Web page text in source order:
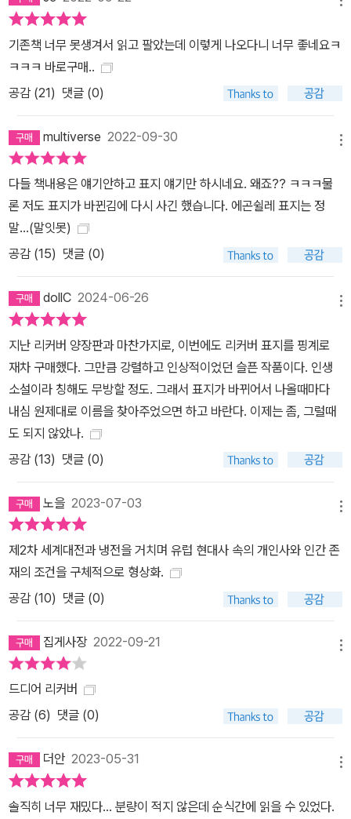
(아이덴티티 카드) 발행의 에피소드와 연결된다. 제1부에서의 ‘우
리’와 ‘할머니’는 신분증이 필요하지 않았다. 취학 통지서도 무시하고
살 수 있었다. 제3부 「50년간의 고독」(1991년 출간) 무엇이 진실이
고 무엇이 거짓인가? 제1부는 첫 번째 거짓말이고, 제2부는 두 번째
거짓말이고, 제3부는 세 번째 거짓말이란 말인가? 이 책은 몽상과 거
짓말 사이를 오락가락하는 하나의 잔인한 우화이다. 제1, 2부에서와
는 달리 제3부에서는 1인칭 단수(나)를 주어로 해서 서술되고 있지
만, 여전히 주관적인 생각이나 감정표현은 절제되어 있다. 쌍둥이는
어렵게 다시 만나게 되지만, 클라우스의 루카스에 대한 단호한 부인
뒤에 그들은 더 확실하게 헤어진다. 대사관 직원에게 쌍둥이 형제 클
라우스의 존재를 주장하던 루카스마저도 상대방을 부인하게 되는 것
이다. 그와 같은 부인 뒤에 루카스는 자살하고, 대사관 직원에게서 그
밖에 없다는 것을 예감한다. 제1부에서 한 몸처럼 지내던 쌍둥이가 제
2부에서는 루카스와 클라우스로 각각의 삶을 살게 되는 그들의 기억
이 제3부에서는 서로 공유되는 것은 물론이고 그들의 가족 관계마저
상호 모순을 드러내고 있다. 모순들을 조작하는 작가의 진정한 의도
는 무엇인가? 제3부에서 주목되는 것은 작중 화자가 ‘나’라는 1인칭
이 되는 것은 사회주의 체제의 붕괴에 의해서 나타나는 아이덴티티의
회복을 의미한다는 점이다. 크리스토프는 제2부와 제3부의 에필로그
간 존재와 그 아이덴티티의 불확실성을 끊임없이 암시하고 있다. ―
기존책 너무 못생겨서 읽고 팔았는데 이렇게 나오다니 너무 좋네요ㅋ
ㅋㅋㅋ 바로구매..
공감 (21) 댓글 (0)
multiverse 2022-09-30
다들 책내용은 얘기안하고 표지 얘기만 하시네요. 왜죠?? ㅋㅋㅋ물
론 저도 표지가 바뀐김에 다시 사긴 했습니다. 에곤쉴레 표지는 정
말...(말잇못)
공감 (15) 댓글 (0)
dollC 2024-06-26
지난 리커버 양장판과 마찬가지로, 이번에도 리커버 표지를 핑계로
재차 구매했다. 그만큼 강렬하고 인상적이었던 슬픈 작품이다. 인생
소설이라 칭해도 무방할 정도. 그래서 표지가 바뀌어서 나올때마다
내심 원제대로 이름을 찾아주었으면 하고 바란다. 이제는 좀, 그럴때
도 되지 않았나.
공감 (13) 댓글 (0)
노을 2023-07-03
제2차 세계대전과 냉전을 거치며 유럽 현대사 속의 개인사와 인간 존
재의 조건을 구체적으로 형상화.
공감 (10) 댓글 (0)
집게사장2022-09-21
드디어 리커버
공감 (6) 댓글 (0)
더안 2023-05-31
솔직히 너무 재밌다... 분량이 적지 않은데 순식간에 읽을 수 있었다.